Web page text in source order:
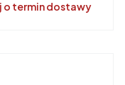
o termin dostawy